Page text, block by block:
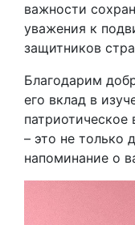
важности
уважения к
защитников
Благодарим
его вклад в
патриотическое
– это не только
напоминание о